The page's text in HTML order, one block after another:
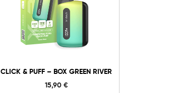
CLICK & PUFF – BOX GREEN RIVER
15,90 €